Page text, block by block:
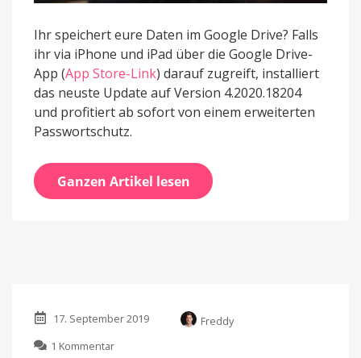
Ihr speichert eure Daten im Google Drive? Falls
ihr via iPhone und iPad über die Google Drive-
App (App Store-Link) darauf zugreift, installiert
das neuste Update auf Version 4.2020.18204
und profitiert ab sofort von einem erweiterten
Passwortschutz.
Ganzen Artikel lesen
17. September 2019
Freddy
1 Kommentar